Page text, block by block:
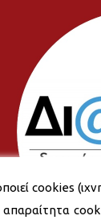
cookies